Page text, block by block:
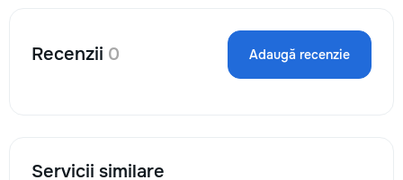
Recenzii 0 Adaugă recenzie
Servicii similare